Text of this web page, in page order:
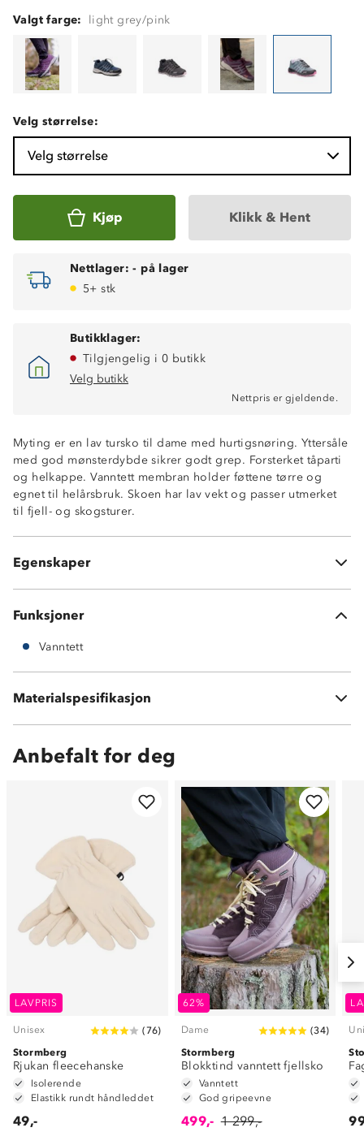
Valgt farge: light grey/pink
Velg størrelse:
Velg størrelse
Kjøp Klikk & Hent
Nettlager: - på lager
5+ stk
Butikklager:
Tilgjengelig i 0 butikk
Velg butikk
Nettpris er gjeldende.
Myting er en lav tursko til dame med hurtigsnøring. Yttersåle
med god mønsterdybde sikrer godt grep. Forsterket tåparti
og helkappe. Vanntett membran holder føttene tørre og
egnet til helårsbruk. Skoen har lav vekt og passer utmerket
til fjell- og skogsturer.
Egenskaper
Vanntett membran
Forsterket tå og hæl
Hurtigsnøring
Materialer: tekstiler
Uttakbar, tynn innersåle
Funksjoner
Vanntett
Materialspesifikasjon
Vedlikehold: bør rengjøres og impregneres jevnlig
Anbefalt for deg
LAVPRIS
Unisex (76)
Stormberg
Rjukan fleecehanske
Isolerende
Elastikk rundt håndleddet
49,-
62%
Dame (34)
Stormberg
Blokktind vanntett fjellsko
Vanntett
God gripeevne
499,- 1 299,-